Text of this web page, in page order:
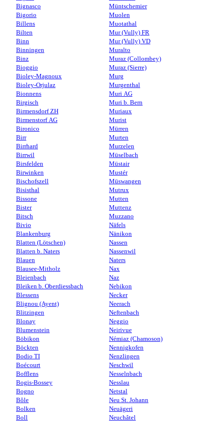
Bignasco
Bigorio
Billens
Bilten
Binn
Binningen
Binz
Bioggio
Bioley-Magnoux
Bioley-Orjulaz
Bionnens
Birgisch
Birmensdorf ZH
Birmenstorf AG
Bironico
Birr
Birrhard
Birrwil
Birsfelden
Birwinken
Bischofszell
Bisisthal
Bissone
Bister
Bitsch
Bivio
Blankenburg
Blatten (Lötschen)
Blatten b. Naters
Blauen
Blausee-Mitholz
Bleienbach
Bleiken b. Oberdiessbach
Blessens
Blignou (Ayent)
Blitzingen
Blonay
Blumenstein
Böbikon
Böckten
Bodio TI
Boécourt
Bofflens
Bogis-Bossey
Bogno
Bôle
Bolken
Boll
Müntschemier
Muolen
Muotathal
Mur (Vully) FR
Mur (Vully) VD
Muralto
Muraz (Collombey)
Muraz (Sierre)
Murg
Murgenthal
Muri AG
Muri b. Bern
Muriaux
Murist
Mürren
Murten
Murzelen
Müselbach
Müstair
Mustér
Müswangen
Mutrux
Mutten
Muttenz
Muzzano
Näfels
Nänikon
Nassen
Nassenwil
Naters
Nax
Naz
Nebikon
Necker
Neerach
Neftenbach
Neggio
Neirivue
Némiaz (Chamoson)
Nennigkofen
Nenzlingen
Neschwil
Nesselnbach
Nesslau
Netstal
Neu St. Johann
Neuägeri
Neuchâtel